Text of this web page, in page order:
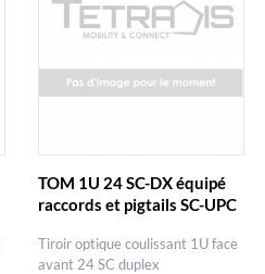
TOM 1U 24 SC-DX équipé
raccords et pigtails SC-UPC
Tiroir optique coulissant 1U face
avant 24 SC duplex